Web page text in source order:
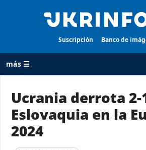
Suscripción Banco de
más ☰
TODAS LAS
CATEGORÍAS
Guerra
Ucrania derrota 2-
Eslovaquia en la
2024